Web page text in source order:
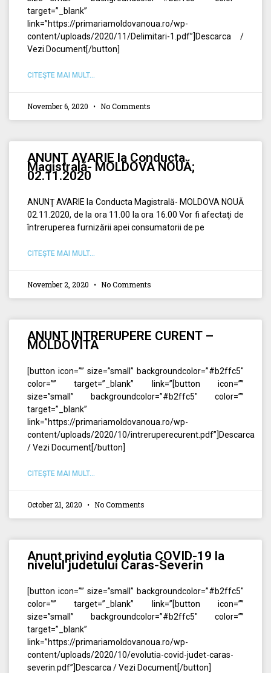
target=”_blank”
link=”https://primariamoldovanoua.ro/wp-
content/uploads/2020/11/Delimitari-1.pdf”]Descarca /
Vezi Document[/button]
CITEŞTE MAI MULT...
November 6, 2020 No Comments
ANUNŢ AVARIE la Conducta
Magistrală- MOLDOVA NOUĂ;
02.11.2020
ANUNŢ AVARIE la Conducta Magistrală- MOLDOVA NOUĂ
02.11.2020, de la ora 11.00 la ora 16.00 Vor fi afectaţi de
întreruperea furnizării apei consumatorii de pe
CITEŞTE MAI MULT...
November 2, 2020 No Comments
ANUNT INTRERUPERE CURENT –
MOLDOVITA
[button icon=”” size=”small” backgroundcolor=”#b2ffc5″
color=”” target=”_blank” link=”[button icon=””
size=”small” backgroundcolor=”#b2ffc5″ color=””
target=”_blank”
link=”https://primariamoldovanoua.ro/wp-
content/uploads/2020/10/intreruperecurent.pdf”]Descarca
/ Vezi Document[/button]
CITEŞTE MAI MULT...
October 21, 2020 No Comments
Anunt privind evolutia COVID-19 la
nivelul judetului Caras-Severin
[button icon=”” size=”small” backgroundcolor=”#b2ffc5″
color=”” target=”_blank” link=”[button icon=””
size=”small” backgroundcolor=”#b2ffc5″ color=””
target=”_blank”
link=”https://primariamoldovanoua.ro/wp-
content/uploads/2020/10/evolutia-covid-judet-caras-
severin.pdf”]Descarca / Vezi Document[/button]